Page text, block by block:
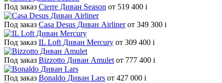
Под заказ Cierre Диван Season от 519 400 i
Под заказ Casa Desus Диван Airliner от 349 300 i
Под заказ IL Loft Диван Mercury от 309 400 i
Под заказ Bizzotto Диван Amulet от 777 400 i
Под заказ Bonaldo Диван Lars от 427 000 i